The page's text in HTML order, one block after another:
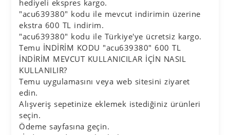
hediyeli ekspres kargo.
"acu639380" kodu ile mevcut indirimin üzerine
ekstra 600 TL indirim.
"acu639380" kodu ile Türkiye'ye ücretsiz kargo.
Temu İNDİRİM KODU "acu639380" 600 TL
İNDİRİM MEVCUT KULLANICILAR İÇİN NASIL
KULLANILIR?
Temu uygulamasını veya web sitesini ziyaret
edin.
Alışveriş sepetinize eklemek istediğiniz ürünleri
seçin.
Ödeme sayfasına geçin.